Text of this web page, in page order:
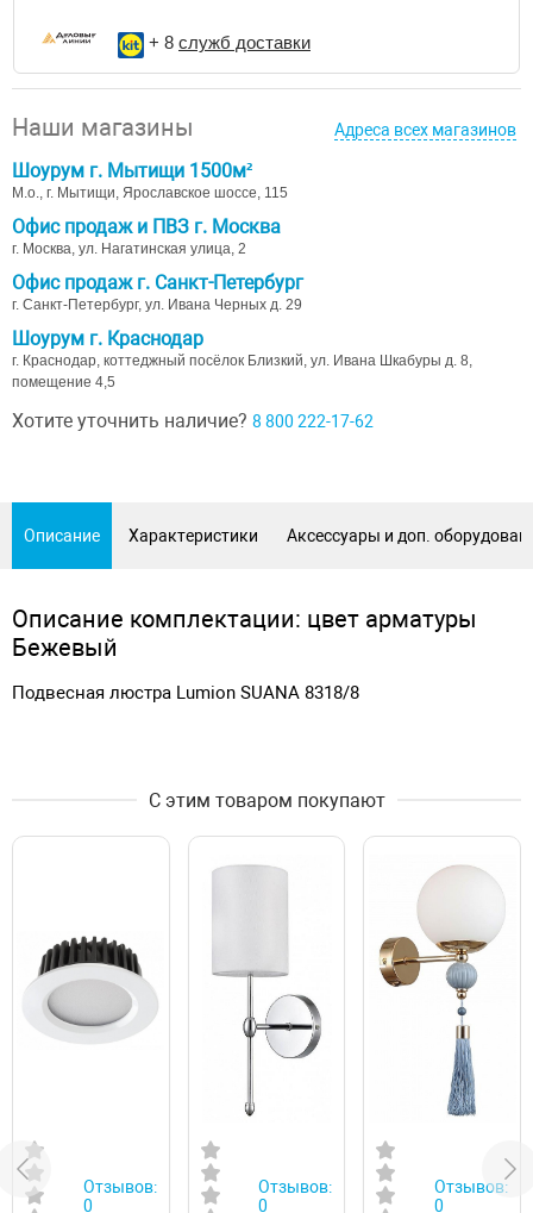
+ 8 служб доставки
Наши магазины Адреса всех магазинов
Шоурум г. Мытищи 1500м²
М.о., г. Мытищи, Ярославское шоссе, 115
Офис продаж и ПВЗ г. Москва
г. Москва, ул. Нагатинская улица, 2
Офис продаж г. Санкт-Петербург
г. Санкт-Петербург, ул. Ивана Черных д. 29
Шоурум г. Краснодар
г. Краснодар, коттеджный посёлок Близкий, ул. Ивана Шкабуры д. 8,
помещение 4,5
Хотите уточнить наличие? 8 800 222-17-62
Описание Характеристики Аксессуары и доп.
Описание комплектации: цвет арматуры
Бежевый
Подвесная люстра Lumion SUANA 8318/8
С этим товаром покупают
Отзывов:
0
Отзывов:
0
Отзывов:
0